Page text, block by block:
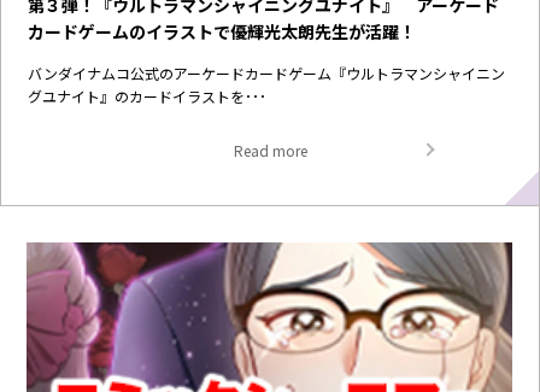
カードゲームのイラストで優輝光太朗先生が活躍！
バンダイナムコ公式のアーケードカードゲーム『ウルトラマンシャイニン
グユナイト』のカードイラストを･･･
Read more